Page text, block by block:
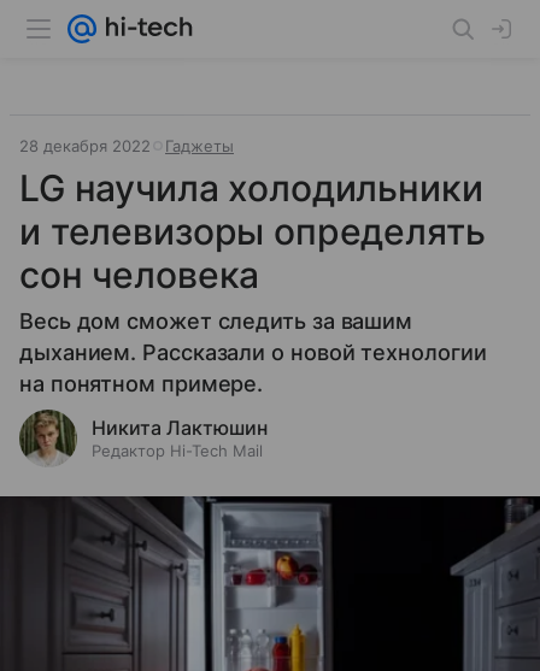
28 декабря 2022 Гаджеты
LG научила холодильники
и телевизоры определять
сон человека
Весь дом сможет следить за вашим
дыханием. Рассказали о новой технологии
на понятном примере.
Никита Лактюшин
Редактор Hi-Tech Mail